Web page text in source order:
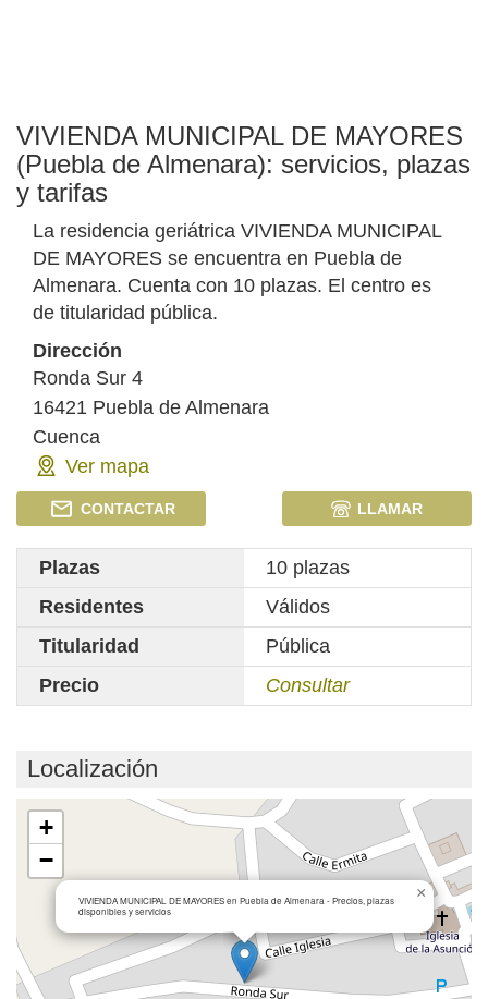
VIVIENDA MUNICIPAL DE MAYORES
(Puebla de Almenara): servicios, plazas
y tarifas
La residencia geriátrica VIVIENDA MUNICIPAL
DE MAYORES se encuentra en Puebla de
Almenara. Cuenta con 10 plazas. El centro es
de titularidad pública.
Dirección
Ronda Sur 4
16421 Puebla de Almenara
Cuenca
Ver mapa
CONTACTAR LLAMAR
Plazas
10 plazas
Residentes
Válidos
Titularidad
Pública
Precio
Consultar
Localización
VIVIENDA MUNICIPAL DE MAYORES en Puebla de Almenara - Precios, plazas
disponibles y servicios
×
+
−